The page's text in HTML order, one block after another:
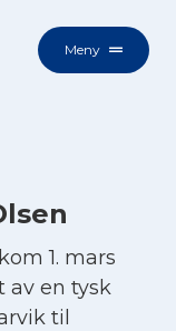
Meny
1. mars
av en tysk
til